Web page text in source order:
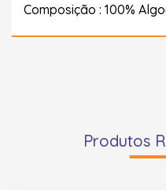
Composição : 100%
Produtos